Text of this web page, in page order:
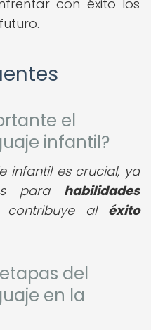
con éxito los
el
infantil?
infantil es crucial, ya
para habilidades
al éxito
del
en la